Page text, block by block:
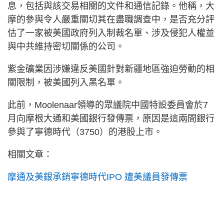
息，包括與該交易相關的文件和通信記錄。他稱，大
摩的參與令人嚴重關切其在盡職調查中，是否充分評
估了一家被美國政府列入制裁名單、涉及侵犯人權並
與中共維持密切關係的公司。
紫金礦業因涉嫌違反美國針對新疆地區強迫勞動的相
關限制，被美國列入黑名單。
此前，Moolenaar領導的眾議院中國特設委員會於7
月向摩根大通和美國銀行發傳票，原因是這兩間銀行
參與了寧德時代（3750）的港股上市。
相關文章：
摩通及美銀承銷寧德時代IPO 遭美議員發傳票